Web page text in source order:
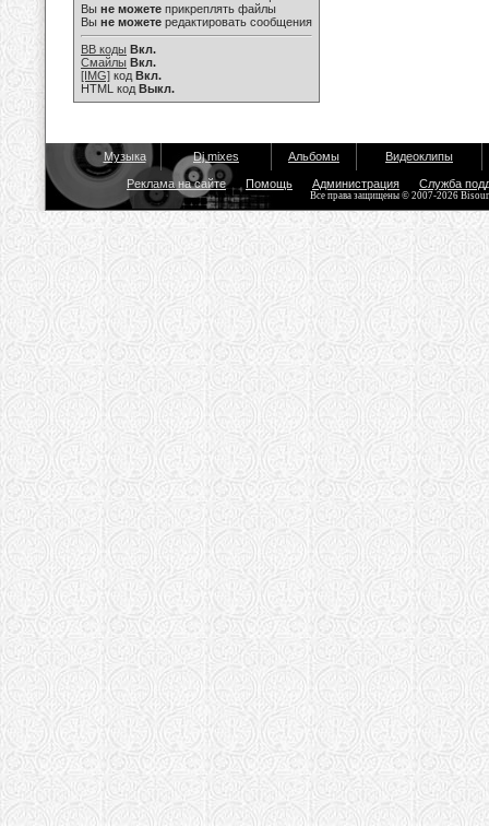
Вы не можете прикреплять файлы
Вы не можете редактировать сообщения
BB коды Вкл.
Смайлы Вкл.
[IMG] код Вкл.
HTML код Выкл.
Музыка Dj mixes Альбомы Видеоклипы
Реклама на сайте Помощь Администрация Служба
Все права защищены © 2007-2026